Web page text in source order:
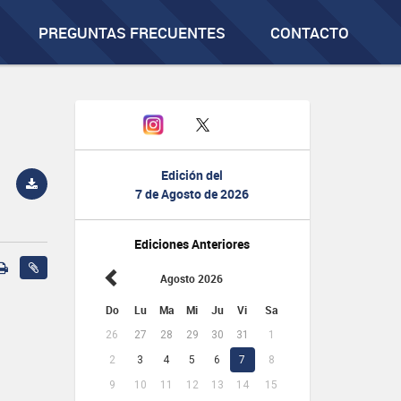
PREGUNTAS FRECUENTES CONTACTO
Edición del
7 de Agosto de 2026
Ediciones Anteriores
Agosto 2026
Do Lu Ma Mi Ju Vi Sa
26 27 28 29 30 31
1
2
3 4 5 6 7
8
9
10 11 12 13 14 15